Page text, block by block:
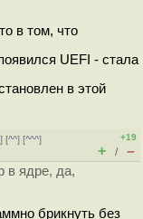
в том, что
UEFI - стала
в этой
] [^^] [^^^]
+19
+ / –
в ядре, да,
брикнуть без